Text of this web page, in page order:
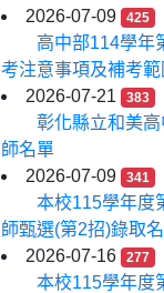
2026-07-09
425
高中部114學年
考注意事項及補考範
2026-07-21
383
彰化縣立和美
師名單
2026-07-09
341
本校115學年度
師甄選(第2招)錄取
2026-07-16
277
本校115學年度